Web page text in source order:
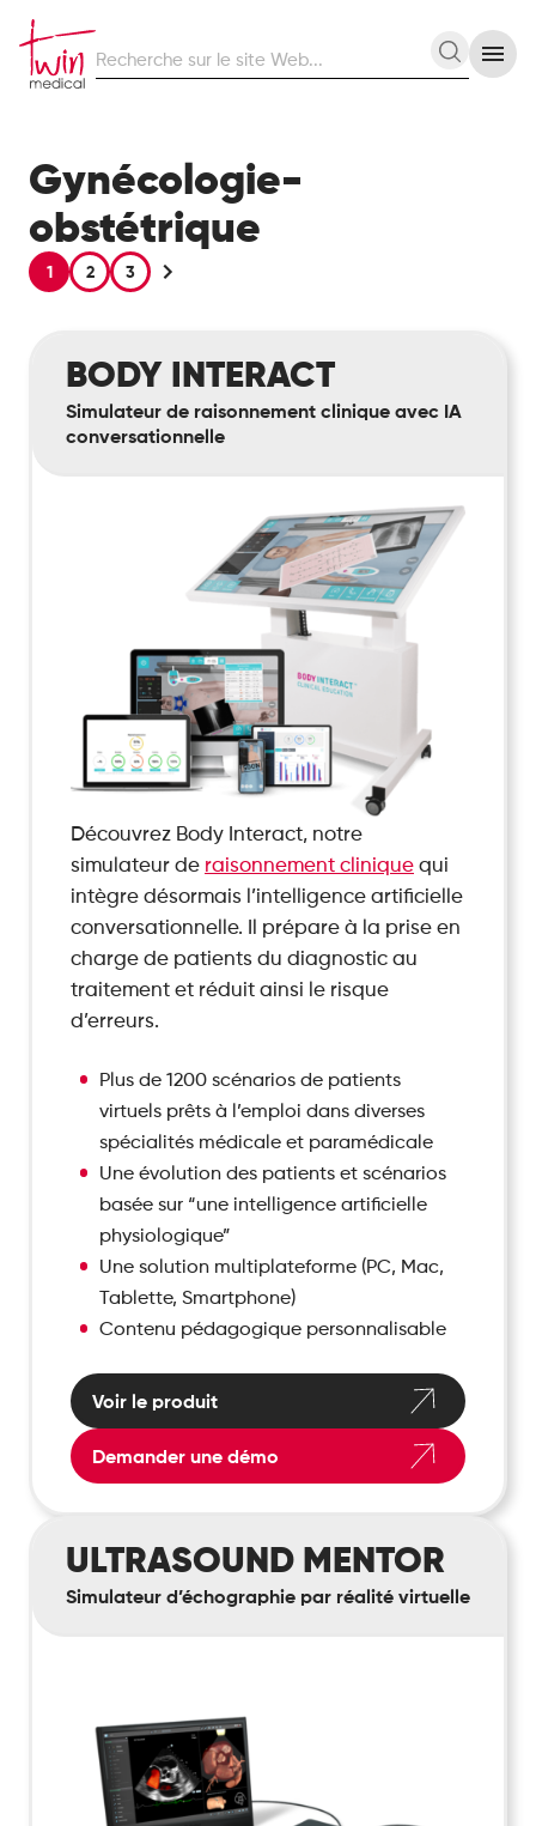
sur
Gynécologie-
obstétrique
1 2 3
Interact
BODY INTERACT
Simulateur de raisonnement clinique avec IA
conversationnelle
Découvrez Body Interact, notre
simulateur de raisonnement clinique qui
intègre désormais l’intelligence artificielle
conversationnelle. Il prépare à la prise en
charge de patients du diagnostic au
traitement et réduit ainsi le risque
d’erreurs.
Plus de 1200 scénarios de patients
virtuels prêts à l’emploi dans diverses
spécialités médicale et paramédicale
Une évolution des patients et scénarios
basée sur “une intelligence artificielle
physiologique”
Une solution multiplateforme (PC, Mac,
Tablette, Smartphone)
Contenu pédagogique personnalisable
Voir le produit
Demander une démo
MentorULTRASOUND MENTOR
Simulateur d’échographie par réalité virtuelle